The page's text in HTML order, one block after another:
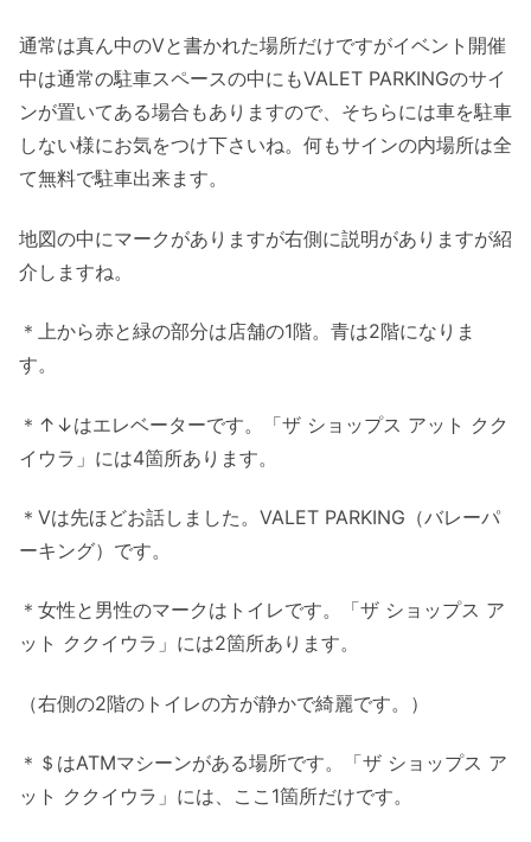
通常は真ん中のVと書かれた場所だけですがイベント開催
中は通常の駐車スペースの中にもVALET PARKINGのサイ
ンが置いてある場合もありますので、そちらには車を駐車
しない様にお気をつけ下さいね。何もサインの内場所は全
て無料で駐車出来ます。
地図の中にマークがありますが右側に説明がありますが紹
介しますね。
＊上から赤と緑の部分は店舗の1階。青は2階になりま
す。
＊↑↓はエレベーターです。「ザ ショップス アット クク
イウラ」には4箇所あります。
＊Vは先ほどお話しました。VALET PARKING（バレーパ
ーキング）です。
＊女性と男性のマークはトイレです。「ザ ショップス ア
ット ククイウラ」には2箇所あります。
（右側の2階のトイレの方が静かで綺麗です。）
＊＄はATMマシーンがある場所です。「ザ ショップス ア
ット ククイウラ」には、ここ1箇所だけです。